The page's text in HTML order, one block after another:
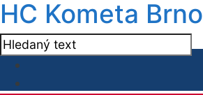
HC Kometa Brno